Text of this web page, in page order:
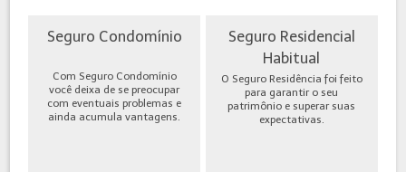
Seguro Condomínio
Com Seguro Condomínio
você deixa de se preocupar
com eventuais problemas e
ainda acumula vantagens.
Seguro Residencial
Habitual
O Seguro Residência foi feito
para garantir o seu
patrimônio e superar suas
expectativas.